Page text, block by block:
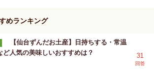
めランキング
【仙台ずんだお土産】日持ちする・常温
ど人気の美味しいおすすめは？
31
回答